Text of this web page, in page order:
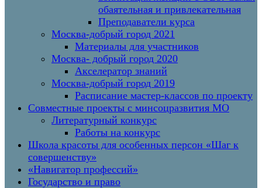
обаятельная и привлекательная
Преподаватели курса
Москва-добрый город 2021
Материалы для участников
Москва- добрый город 2020
Акселератор знаний
Москва-добрый город 2019
Расписание мастер-классов по проекту
Совместные проекты с минсоцразвития МО
Литературный конкурс
Работы на конкурс
Школа красоты для особенных персон «Шаг к
совершенству»
«Навигатор профессий»
Государство и право